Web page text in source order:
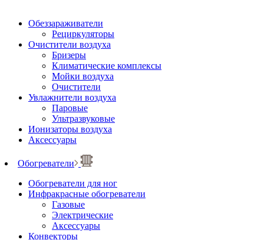
Обеззараживатели
Рециркуляторы
Очистители воздуха
Бризеры
Климатические комплексы
Мойки воздуха
Очистители
Увлажнители воздуха
Паровые
Ультразвуковые
Ионизаторы воздуха
Аксессуары
Обогреватели
Обогреватели для ног
Инфракрасные обогреватели
Газовые
Электрические
Аксессуары
Конвекторы